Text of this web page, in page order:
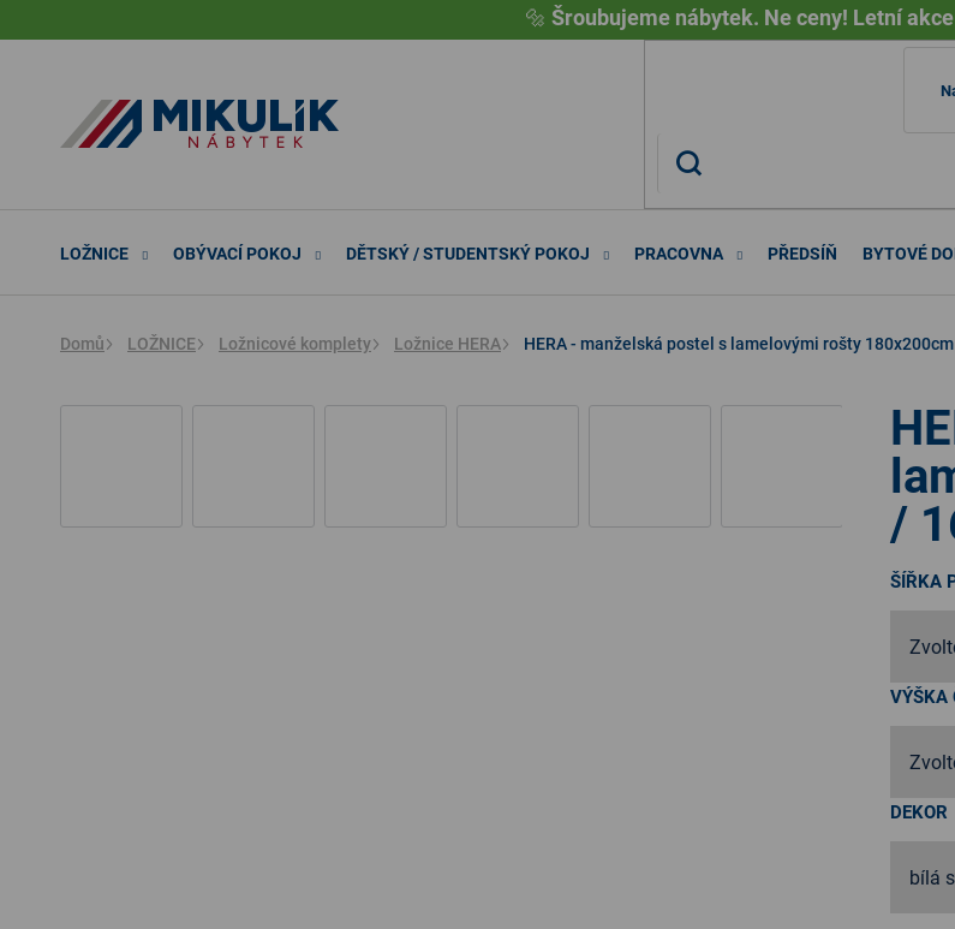
na
🔩 Šroubujeme nábytek. Ne ceny! Letní
LOŽNICE OBÝVACÍ POKOJ DĚTSKÝ / STUDENTSKÝ POKOJ PRACOVNA PŘEDSÍŇ BYTOVÉ
Domů LOŽNICE Ložnicové komplety Ložnice HERA HERA - manželská postel s lamelovými rošty
/
ŠÍŘKA
VÝŠKA
DEKOR